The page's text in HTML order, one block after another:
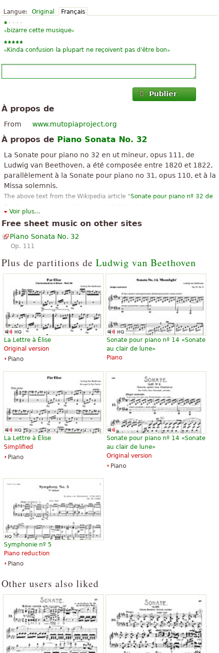
Langue: Original Français
«bizarre cette musique»
«Kinda confusion la plupart ne reçoivent pas d'être bon»
Publier
À propos de
From www.mutopiaproject.org
À propos de Piano Sonata No. 32
La Sonate pour piano no 32 en ut mineur, opus 111, de
Ludwig van Beethoven, a été composée entre 1820 et 1822,
parallèlement à la Sonate pour piano no 31, opus 110, et à la
Missa solemnis.
The above text from the Wikipedia article "Sonate pour piano nº 32 de
Beethoven
Voir plus...
Free sheet music on other sites
Piano Sonata No. 32
Op. 111
Plus de partitions de Ludwig van Beethoven
La Lettre à Élise
Original version
Piano
Sonate pour piano nº 14 «Sonate
au clair de lune»
Piano
La Lettre à Élise
Simplified
Piano
Sonate pour piano nº 14 «Sonate
au clair de lune»
Original version
Piano
Symphonie nº 5
Piano reduction
Piano
Other users also liked